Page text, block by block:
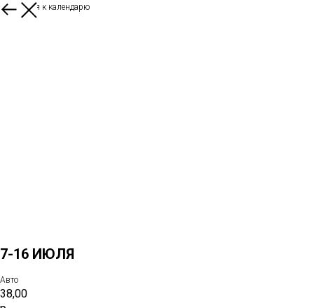
Вернуться к календарю
7-16 ИЮЛЯ
Авто
38,00